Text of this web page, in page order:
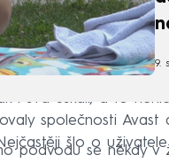
9.
i svá úskalí, a to
společnosti
šlo o
podvodu se někdy